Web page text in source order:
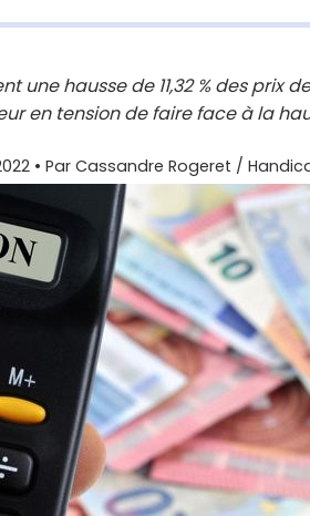
hausse de 11,32 % des prix
en tension de faire face à la
• Par Cassandre Rogeret /